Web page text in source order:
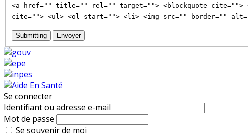
<a href="" title="" rel="" target=""> <blockquote cite="">
cite=""> <ul> <ol start=""> <li> <img src="" border=""
Submitting Envoyer
Se connecter
Identifiant ou adresse e-mail
Mot de passe
Se souvenir de moi